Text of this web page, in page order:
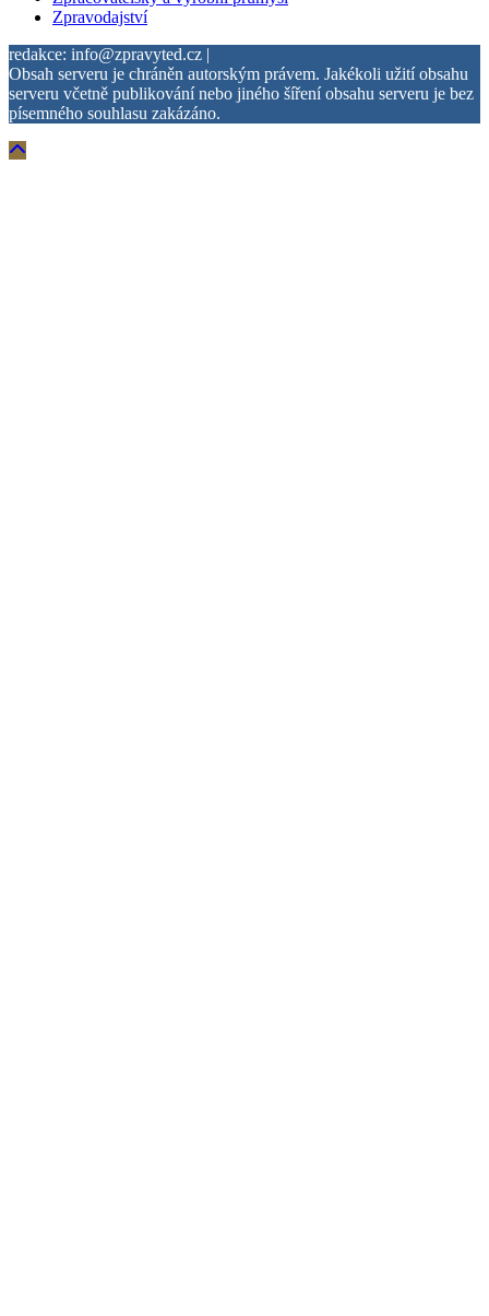
Zpravodajství
redakce: info@zpravyted.cz |
Obsah serveru je chráněn autorským právem. Jakékoli užití obsahu
serveru včetně publikování nebo jiného šíření obsahu serveru je bez
písemného souhlasu zakázáno.